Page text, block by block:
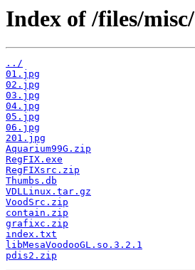
Index of /files/misc/
../
01.jpg
02.jpg
03.jpg
04.jpg
05.jpg
06.jpg
201.jpg
Aquarium99G.zip
RegFIX.exe
RegFIXsrc.zip
Thumbs.db
VDLLinux.tar.gz
VoodSrc.zip
contain.zip
grafixc.zip
index.txt
libMesaVoodooGL.so.3.2.1
pdis2.zip